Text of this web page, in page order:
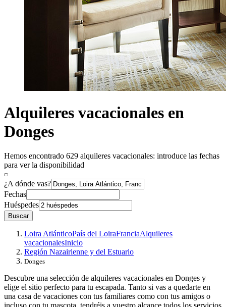
Alquileres vacacionales en
Donges
Hemos encontrado 629 alquileres vacacionales: introduce las fechas
para ver la disponibilidad
¿A dónde vas?
Fechas
Huéspedes
Buscar
Loira AtlánticoPaís del LoiraFranciaAlquileres
vacacionalesInicio
Región Nazairienne y del Estuario
Donges
Descubre una selección de alquileres vacacionales en Donges y
elige el sitio perfecto para tu escapada. Tanto si vas a quedarte en
una casa de vacaciones con tus familiares como con tus amigos o